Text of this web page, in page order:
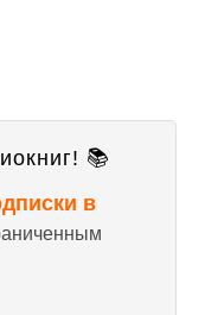
📚
в